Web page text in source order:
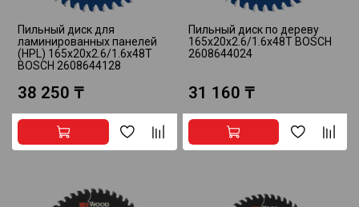
Пильный диск для
ламинированных панелей
(HPL) 165x20x2.6/1.6x48T
BOSCH 2608644128
38 250 ₸
Пильный диск по дереву
165x20x2.6/1.6x48T BOSCH
2608644024
31 160 ₸